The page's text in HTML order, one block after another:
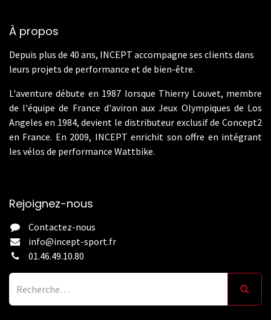
À propos
Depuis plus de 40 ans, INCEPT accompagne ses clients dans
leurs projets de performance et de bien-être.
L'aventure débute en 1987 lorsque Thierry Louvet, membre
de l'équipe de France d'aviron aux Jeux Olympiques de Los
Angeles en 1984, devient le distributeur exclusif de Concept2
en France. En 2009, INCEPT enrichit son offre en intégrant
les vélos de performance Wattbike.
Rejoignez-nous
Contactez-nous
info@incept-sport.fr
01.46.49.10.80